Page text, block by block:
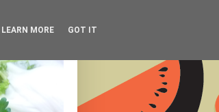
LEARN MORE GOT IT